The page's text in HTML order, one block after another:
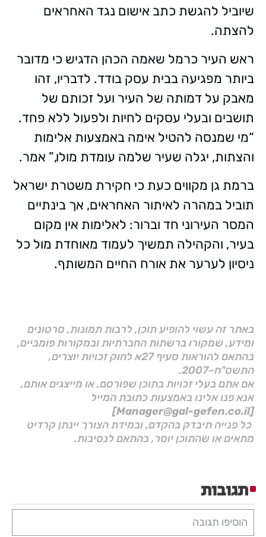
שיוביל להגשת כתב אישום נגד האחראים
להצתה.
ראש העיר כרמל שאמה הכהן הדגיש כי מדובר
ביותר מפגיעה בבית עסק בודד. לדבריו, זהו
מאבק על דמותה של העיר ועל זכותם של
תושבים ובעלי עסקים לחיות ולפעול ללא פחד.
“מי שמנסה להטיל אימה באמצעות אלימות
והצתות, יגלה שעיר שלמה עומדת מולו,” אמר.
ברמת גן מקווים כעת כי חקירת משטרת ישראל
תוביל במהרה לאיתור האחראים, אך בינתיים
המסר העירוני חד וברור: לאלימות אין מקום
בעיר, והקהילה תמשיך לעמוד מאוחדת מול כל
ניסיון לערער את אורח החיים המשותף.
באתר זה עשוי להופיע תוכן, לרבות תמונות, סרטונים
ומידע, שמקורו ברשתות החברתיות ובמקורות פומביים,
בהתאם להוראות סעיף 27א לחוק זכויות יוצרים,
התשס"ח–2007.
אם אתם בעלי זכויות בתוכן שפורסם, או מייצגים אותם,
אנא פנו אלינו באמצעות כתובת המייל
[Manager@gal-gefen.co.il]
כל פנייה תיבדק בהקדם, ובמידת הצורך יינתן קרדיט
מתאים או שהתוכן יוסר, בהתאם לנסיבות.
תגובות
הוסיפו תגובה